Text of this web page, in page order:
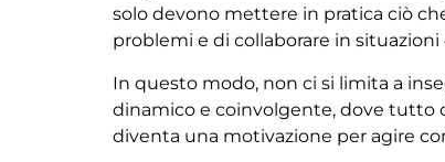
solo devono mettere in pratica ciò
problemi e di collaborare in
In questo modo, non ci si limita a
dinamico e coinvolgente, dove
diventa una motivazione per agire